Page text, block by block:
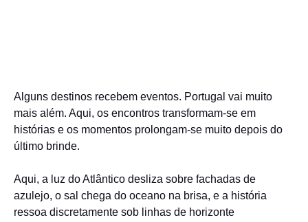
Alguns destinos recebem eventos. Portugal vai muito
mais além. Aqui, os encontros transformam-se em
histórias e os momentos prolongam-se muito depois do
último brinde.
Aqui, a luz do Atlântico desliza sobre fachadas de
azulejo, o sal chega do oceano na brisa, e a história
ressoa discretamente sob linhas de horizonte